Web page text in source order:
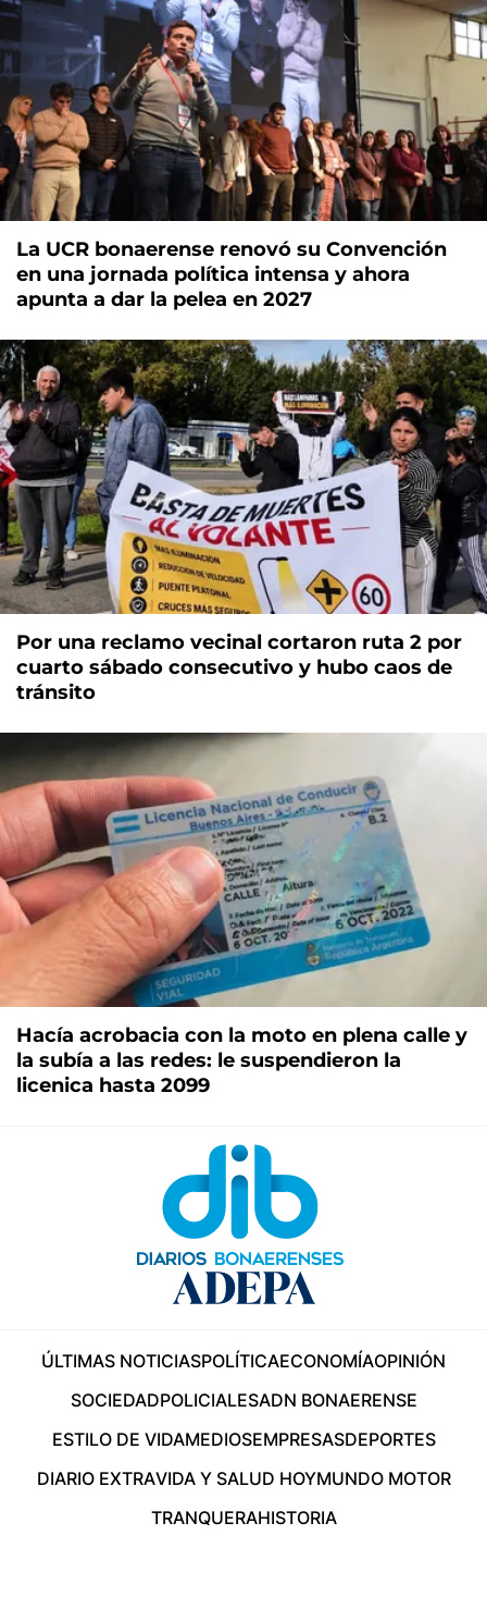
La UCR bonaerense renovó su Convención
en una jornada política intensa y ahora
apunta a dar la pelea en 2027
Por una reclamo vecinal cortaron ruta 2 por
cuarto sábado consecutivo y hubo caos de
tránsito
Hacía acrobacia con la moto en plena calle y
la subía a las redes: le suspendieron la
licenica hasta 2099
ÚLTIMAS NOTICIASPOLÍTICAECONOMÍAOPINIÓN
SOCIEDADPOLICIALESADN BONAERENSE
ESTILO DE VIDAMEDIOSEMPRESASDEPORTES
DIARIO EXTRAVIDA Y SALUD HOYMUNDO MOTOR
TRANQUERAHISTORIA